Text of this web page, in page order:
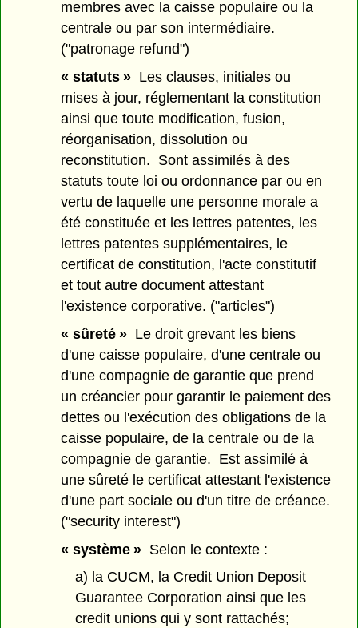
membres avec la caisse populaire ou la
centrale ou par son intermédiaire.
("patronage refund")
« statuts » Les clauses, initiales ou
mises à jour, réglementant la constitution
ainsi que toute modification, fusion,
réorganisation, dissolution ou
reconstitution. Sont assimilés à des
statuts toute loi ou ordonnance par ou en
vertu de laquelle une personne morale a
été constituée et les lettres patentes, les
lettres patentes supplémentaires, le
certificat de constitution, l'acte constitutif
et tout autre document attestant
l'existence corporative. ("articles")
« sûreté » Le droit grevant les biens
d'une caisse populaire, d'une centrale ou
d'une compagnie de garantie que prend
un créancier pour garantir le paiement des
dettes ou l'exécution des obligations de la
caisse populaire, de la centrale ou de la
compagnie de garantie. Est assimilé à
une sûreté le certificat attestant l'existence
d'une part sociale ou d'un titre de créance.
("security interest")
« système » Selon le contexte :
a) la CUCM, la Credit Union Deposit
Guarantee Corporation ainsi que les
credit unions qui y sont rattachés;